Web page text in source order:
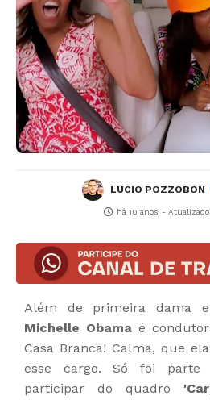
LUCIO POZZOBON
há 10 anos - Atualizado
Além de primeira dama
Michelle Obama é
Casa Branca! Calma, que
esse cargo. Só foi parte
participar do quadro